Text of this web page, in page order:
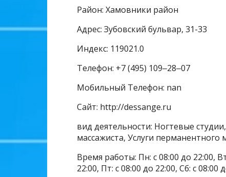
Район: Хамовники район
Адрес: Зубовский бульвар, 31-33
Индекс: 119021.0
Телефон: +7 (495) 109‒28‒07
Мобильный Телефон: nan
Сайт: http://dessange.ru
вид деятельности: Ногтевые
массажиста, Услуги перманентного
Время работы: Пн: с 08:00 до 22:00,
22:00, Пт: с 08:00 до 22:00, Сб: с 08:00